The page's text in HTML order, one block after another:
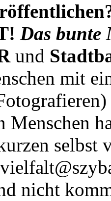
Das bunte
und
mit
Menschen
selbst
nicht